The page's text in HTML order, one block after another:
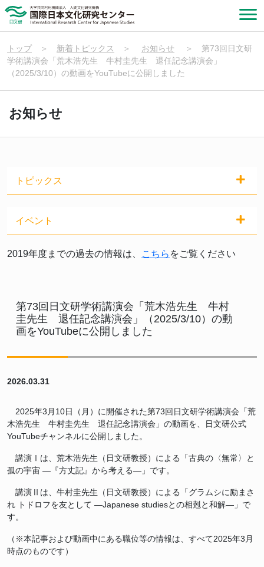
トップ＞ 新着トピックス ＞ お知らせ ＞ 第73回日文研
学術講演会「荒木浩先生 牛村圭先生 退任記念講演会」
（2025/3/10）の動画をYouTubeに公開しました
お知らせ
トピックス
イベント
2019年度までの過去の情報は、 こちら をご覧ください
第73回日文研学術講演会「荒木浩先生 牛村
圭先生 退任記念講演会」（2025/3/10）の動
画をYouTubeに公開しました
2026.03.31
2025年3月10日（月）に開催された第73回日文研学術講演会「荒
木浩先生 牛村圭先生 退任記念講演会」の動画を、日文研公式
YouTubeチャンネルに公開しました。
講演Ⅰは、荒木浩先生（日文研教授）による「古典の〈無常〉と
孤の宇宙 —『方丈記』から考える—」です。
講演Ⅱは、牛村圭先生（日文研教授）による「グラムシに励まさ
れ トドロフを友として —Japanese studiesとの相剋と和解—」で
す。
（※本記事および動画中にある職位等の情報は、すべて2025年3月
時点のものです）